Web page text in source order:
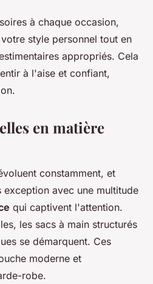
à chaque occasion,
style personnel tout en
appropriés. Cela
à l'aise et confiant,
en matière
constamment, et
avec une multitude
qui captivent l'attention.
les sacs à main structurés
se démarquent. Ces
moderne et
robe.